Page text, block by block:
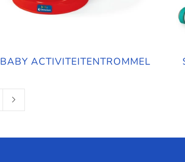
BABY ACTIVITEITENTROMMEL